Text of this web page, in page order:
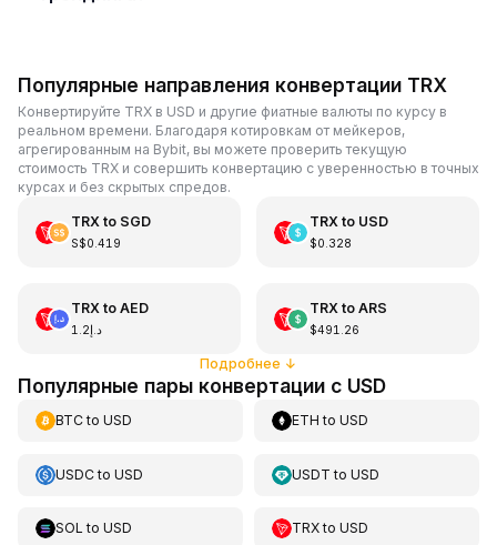
Популярные направления конвертации TRX
Конвертируйте TRX в USD и другие фиатные валюты по курсу в
реальном времени. Благодаря котировкам от мейкеров,
агрегированным на Bybit, вы можете проверить текущую
стоимость TRX и совершить конвертацию с уверенностью в точных
курсах и без скрытых спредов.
TRXto SGD
S$0.419
TRXto USD
$0.328
TRXto AED
د.إ1.2
TRXto ARS
$491.26
Подробнее ↓
Популярные пары конвертации с USD
BTCto USD ETH toUSD
USDCto USD USDT toUSD
SOL to USD TRXtoUSD